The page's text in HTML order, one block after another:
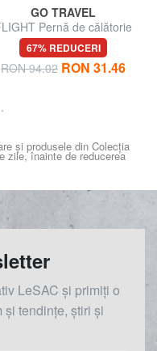
GO TRAVEL
Pernă de călătorie
67% REDUCERI
RON 94.02 RON 31.46
și produsele din Colecția
zile, înainte de reducerea
LeSAC și primiți o
și tendințe, știri și